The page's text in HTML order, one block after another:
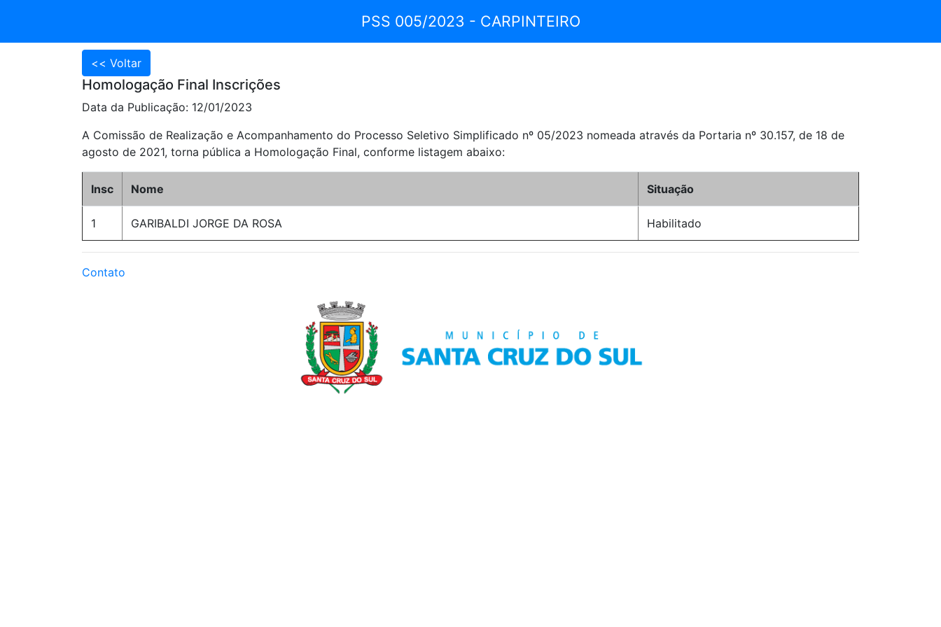
PSS 005/2023 - CARPINTEIRO
Homologação Final Inscrições
Data da Publicação: 12/01/2023
A Comissão de Realização e Acompanhamento do Processo Seletivo Simplificado nº 05/2023 nomeada através da Portaria nº 30.157, de 18 de
agosto de 2021, torna pública a Homologação Final, conforme listagem abaixo:
Insc Nome Situação
1 GARIBALDI JORGE DA ROSA Habilitado
Contato